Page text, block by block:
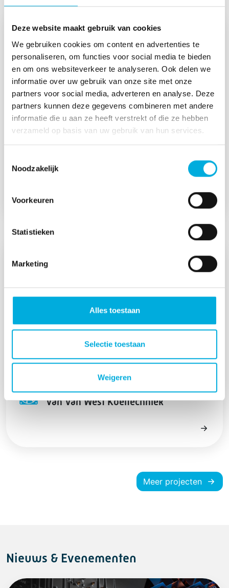
Deze website maakt gebruik van cookies
We gebruiken cookies om content en advertenties te
personaliseren, om functies voor social media te bieden
en om ons websiteverkeer te analyseren. Ook delen we
informatie over uw gebruik van onze site met onze
partners voor social media, adverteren en analyse. Deze
partners kunnen deze gegevens combineren met andere
informatie die u aan ze heeft verstrekt of die ze hebben
verzameld op basis van uw gebruik van hun services.
Noodzakelijk
Voorkeuren
Statistieken
Marketing
Alles toestaan
Selectie toestaan
Weigeren
Damen en Batenburg plaatsen de
mens centraal in de CSD600
Duurzame EC fan in de producten
van Van West Koeltechniek
Meer projecten
Nieuws & Evenementen